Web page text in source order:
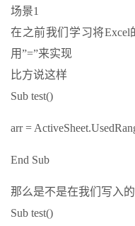
场景1
在之前我们学习将
用”=”来实现
比方说这样
Sub test()
arr =
End Sub
那么是不是在我们写入
Sub test()